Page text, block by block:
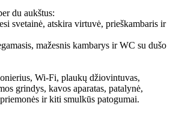
du aukštus:
svetainė, atskira virtuvė, prieškambaris ir
mažesnis kambarys ir WC su dušo
Wi-Fi, plaukų džiovintuvas,
grindys, kavos aparatas, patalynė,
ir kiti smulkūs patogumai.